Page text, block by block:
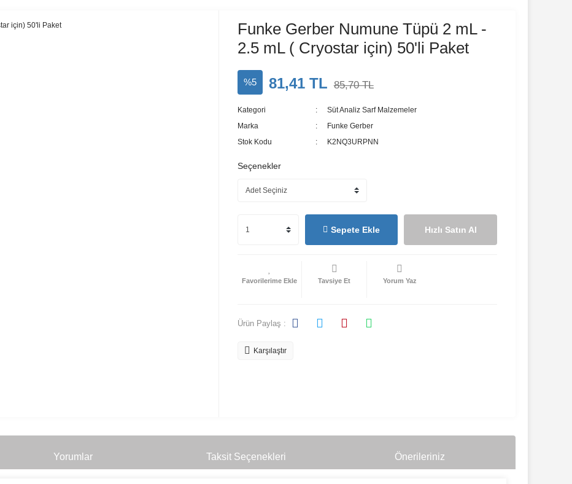
Funke Gerber Numune Tüpü 2 mL -
2.5 mL ( Cryostar için) 50'li Paket
%5 81,41 TL 85,70 TL
Kategori
Süt Analiz Sarf Malzemeler
Marka
Funke Gerber
Stok Kodu
K2NQ3URPNN
Seçenekler
Sepete Ekle Hızlı Satın Al
Tavsiye Et Yorum Yaz
Ürün Paylaş :
Karşılaştır
Yorumlar Taksit Seçenekleri Önerileriniz